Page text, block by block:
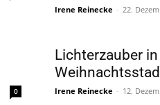
Irene Reinecke - 22.
0
Lichterzauber
Irene Reinecke - 12.